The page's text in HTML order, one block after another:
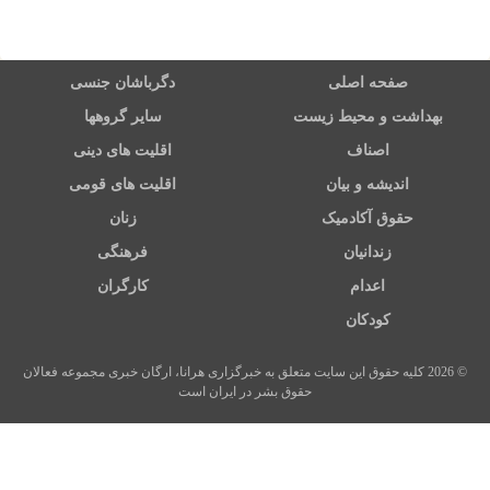
صفحه اصلی دگرباشان جنسی
بهداشت و محیط زیست سایر گروهها
اصناف اقلیت های دینی
اندیشه و بیان اقلیت های قومی
حقوق آکادمیک زنان
زندانیان فرهنگی
اعدام کارگران
کودکان
© 2026 کلیه حقوق این سایت متعلق به خبرگزاری هرانا، ارگان خبری مجموعه فعالان
حقوق بشر در ایران است